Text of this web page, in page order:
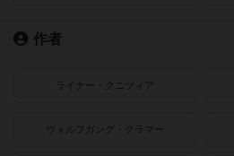
作者
ライナー・クニツィア
ヴォルフガング・クラマー